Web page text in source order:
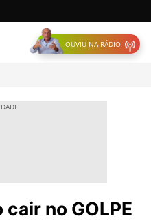
OUVIU NA RÁDIO
no GOLPE